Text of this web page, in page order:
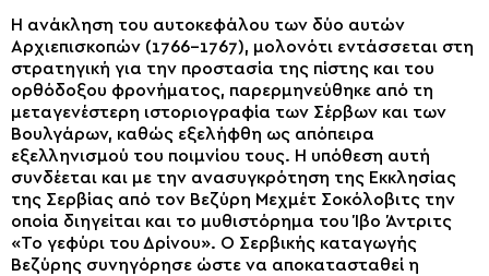
Η ανάκληση του αυτοκεφάλου των δύο αυτών
Αρχιεπισκοπών (1766-1767), μολονότι εντάσσεται στη
στρατηγική για την προστασία της πίστης και του
ορθόδοξου φρονήματος, παρερμηνεύθηκε από τη
μεταγενέστερη ιστοριογραφία των Σέρβων και των
Βουλγάρων, καθώς εξελήφθη ως απόπειρα
εξελληνισμού του ποιμνίου τους. Η υπόθεση αυτή
συνδέεται και με την ανασυγκρότηση της Εκκλησίας
της Σερβίας από τον Βεζύρη Μεχμέτ Σοκόλοβιτς την
οποία διηγείται και το μυθιστόρημα του Ίβο Άντριτς
«Το γεφύρι του Δρίνου». Ο Σερβικής καταγωγής
Βεζύρης συνηγόρησε ώστε να αποκατασταθεί η